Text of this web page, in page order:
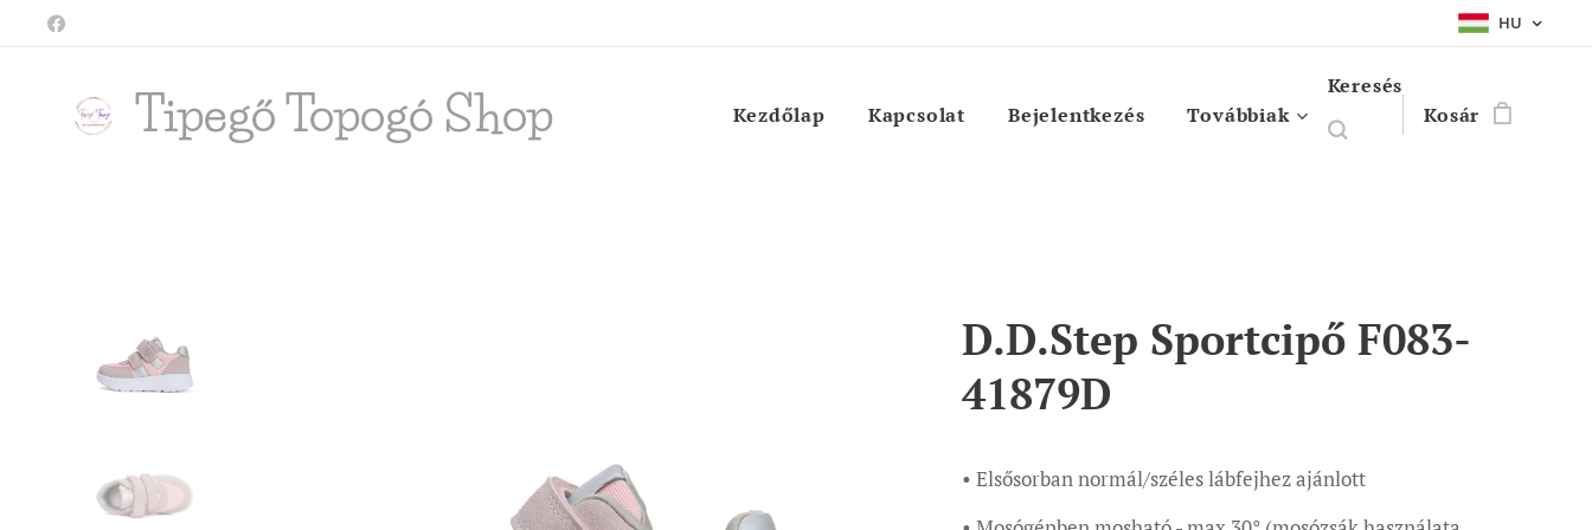
HU
Tipegő Topogó Shop
Kezdőlap Kapcsolat Bejelentkezés Továbbiak
Keresés
Kosár
D.D.Step Sportcipő F083-
41879D
• Elsősorban normál/széles lábfejhez ajánlott